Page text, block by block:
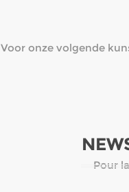
Voor onze volgende
Pour